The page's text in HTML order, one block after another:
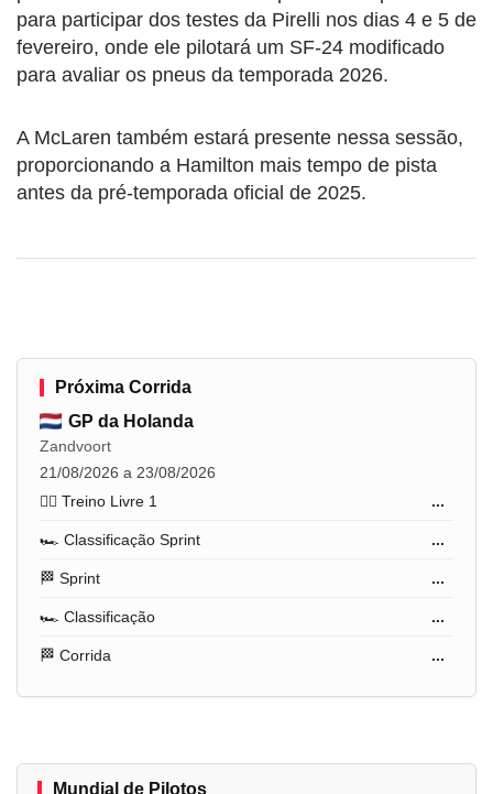
para participar dos testes da Pirelli nos dias 4 e 5 de
fevereiro, onde ele pilotará um SF-24 modificado
para avaliar os pneus da temporada 2026.
A McLaren também estará presente nessa sessão,
proporcionando a Hamilton mais tempo de pista
antes da pré-temporada oficial de 2025.
Próxima Corrida
GP da Holanda
Zandvoort
21/08/2026 a 23/08/2026
🏋️‍♂️ Treino Livre 1
...
🏎️ Classificação Sprint ...
🏁 Sprint ...
🏎️ Classificação ...
🏁 Corrida ...
Mundial de Pilotos